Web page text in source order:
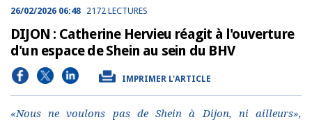
26/02/2026 06:48 2172 LECTURES
DIJON : Catherine Hervieu réagit à l'ouverture
d'un espace de Shein au sein du BHV
IMPRIMER L'ARTICLE
«Nous ne voulons pas de Shein à Dijon, ni ailleurs»,